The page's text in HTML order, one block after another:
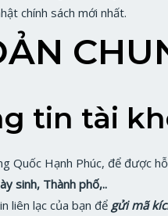
chính sách mới nhất.
tin tài
Quốc Hạnh Phúc, để được
sinh, Thành phố,..
liên lạc của bạn để gửi mã